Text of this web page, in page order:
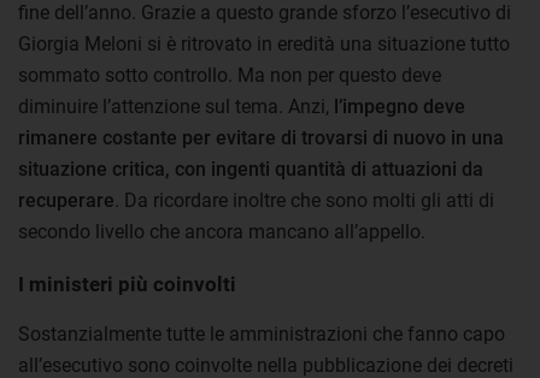
fine dell’anno. Grazie a questo grande sforzo l’esecutivo di
Giorgia Meloni si è ritrovato in eredità una situazione tutto
sommato sotto controllo. Ma non per questo deve
diminuire l’attenzione sul tema. Anzi, l’impegno deve
rimanere costante per evitare di trovarsi di nuovo in una
situazione critica, con ingenti quantità di attuazioni da
recuperare. Da ricordare inoltre che sono molti gli atti di
secondo livello che ancora mancano all’appello.
I ministeri più coinvolti
Sostanzialmente tutte le amministrazioni che fanno capo
all’esecutivo sono coinvolte nella pubblicazione dei decreti